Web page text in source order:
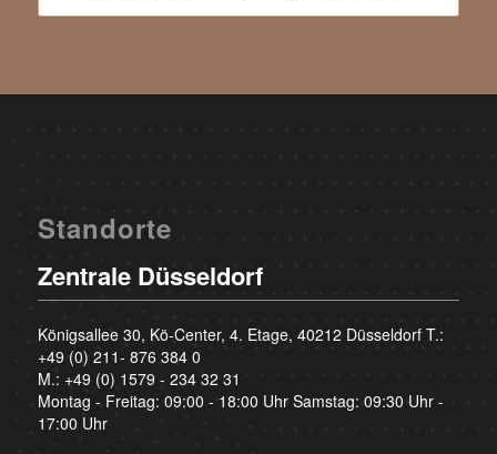
Standorte
Zentrale Düsseldorf
Königsallee 30, Kö-Center, 4. Etage, 40212 Düsseldorf T.:
+49 (0) 211- 876 384 0
M.: +49 (0) 1579 - 234 32 31
Montag - Freitag: 09:00 - 18:00 Uhr Samstag: 09:30 Uhr -
17:00 Uhr